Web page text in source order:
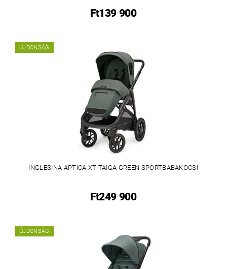
Ft139 900
ÚJDONSÁG
INGLESINA APTICA XT TAIGA GREEN SPORTBABAKOCSI
Ft249 900
ÚJDONSÁG